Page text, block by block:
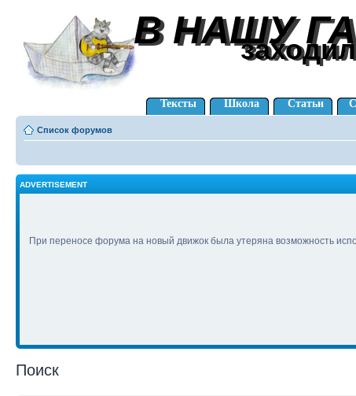
В НАШУ
В НАШУ
Тексты Школа Статьи
Список форумов
ADVERTISEMENT
При переносе форума на новый движок была утеряна возможность
Поиск